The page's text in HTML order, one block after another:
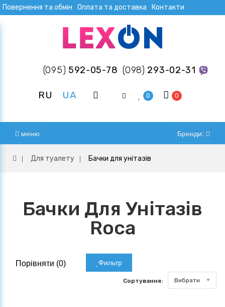
Повернення та обмін Оплата та доставка Контакти
(095) 592-05-78 (098) 293-02-31
RU UA 0 0
меню Бренди:
Для туалету Бачки для унітазів
Бачки Для Унітазів
Roca
Порівняти (0) Фильтр
Сортування: Вибрати